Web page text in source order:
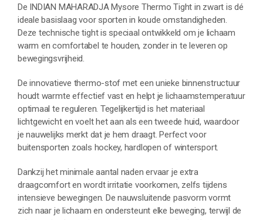
De INDIAN MAHARADJA Mysore Thermo Tight in zwart is dé
ideale basislaag voor sporten in koude omstandigheden.
Deze technische tight is speciaal ontwikkeld om je lichaam
warm en comfortabel te houden, zonder in te leveren op
bewegingsvrijheid.
De innovatieve thermo-stof met een unieke binnenstructuur
houdt warmte effectief vast en helpt je lichaamstemperatuur
optimaal te reguleren. Tegelijkertijd is het materiaal
lichtgewicht en voelt het aan als een tweede huid, waardoor
je nauwelijks merkt dat je hem draagt. Perfect voor
buitensporten zoals hockey, hardlopen of wintersport.
Dankzij het minimale aantal naden ervaar je extra
draagcomfort en wordt irritatie voorkomen, zelfs tijdens
intensieve bewegingen. De nauwsluitende pasvorm vormt
zich naar je lichaam en ondersteunt elke beweging, terwijl de